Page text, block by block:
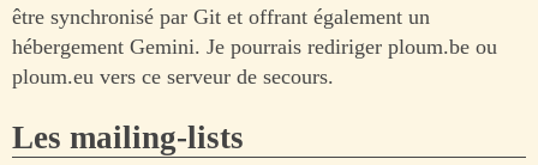
être synchronisé par Git et offrant également un
hébergement Gemini. Je pourrais rediriger ploum.be ou
ploum.eu vers ce serveur de secours.
Les mailing-lists